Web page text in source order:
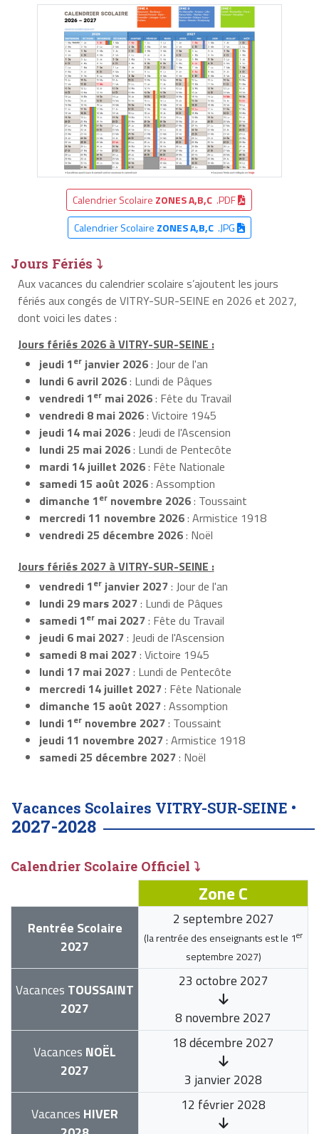
Calendrier Scolaire ZONES A,B,C .PDF
Calendrier Scolaire ZONES A,B,C.JPG
Jours Fériés ⤵
Aux vacances du calendrier scolaire s’ajoutent les jours
fériés aux congés de VITRY-SUR-SEINE en 2026 et 2027,
dont voici les dates :
Jours fériés 2026 à VITRY-SUR-SEINE :
jeudi 1er janvier 2026: Jour de l'an
lundi 6 avril 2026: Lundi de Pâques
vendredi 1er mai 2026: Fête du Travail
vendredi 8 mai 2026: Victoire 1945
jeudi 14 mai 2026: Jeudi de l'Ascension
lundi 25 mai 2026: Lundi de Pentecôte
mardi 14 juillet 2026: Fête Nationale
samedi 15 août 2026: Assomption
dimanche 1er novembre 2026: Toussaint
mercredi 11 novembre 2026: Armistice 1918
vendredi 25 décembre 2026: Noël
Jours fériés 2027 à VITRY-SUR-SEINE :
vendredi 1er janvier 2027: Jour de l'an
lundi 29 mars 2027: Lundi de Pâques
samedi 1er mai 2027: Fête du Travail
jeudi 6 mai 2027: Jeudi de l'Ascension
samedi 8 mai 2027: Victoire 1945
lundi 17 mai 2027: Lundi de Pentecôte
mercredi 14 juillet 2027: Fête Nationale
dimanche 15 août 2027: Assomption
lundi 1er novembre 2027: Toussaint
jeudi 11 novembre 2027: Armistice 1918
samedi 25 décembre 2027: Noël
Vacances Scolaires VITRY-SUR-SEINE •
2027-2028
Calendrier Scolaire Officiel ⤵
Zone C
Rentrée Scolaire
2027
2 septembre 2027
(la rentrée des enseignants est le 1er
septembre 2027)
Vacances TOUSSAINT
2027
23 octobre 2027
8 novembre 2027
Vacances NOËL
2027
18 décembre 2027
3 janvier 2028
Vacances HIVER
12 février 2028